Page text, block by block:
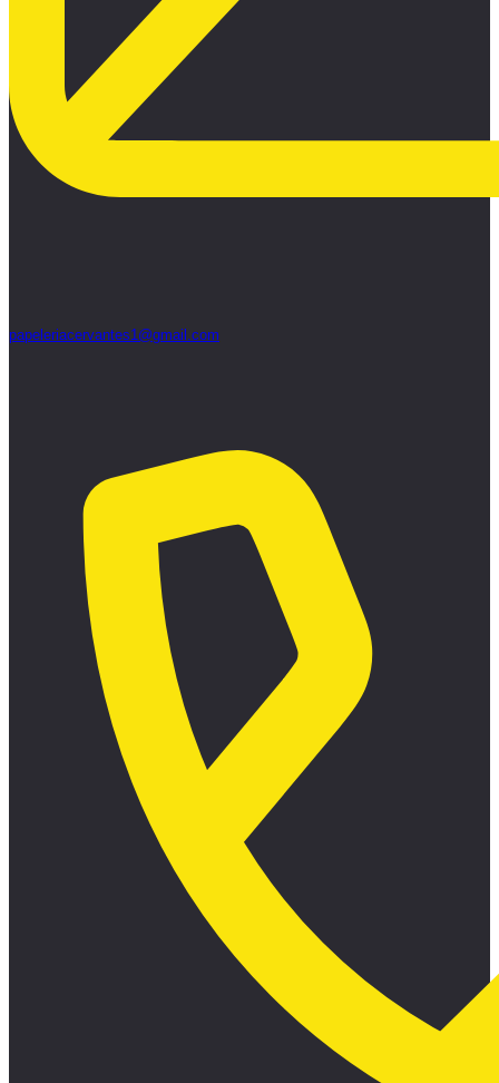
papeleriacervantes1@gmail.com